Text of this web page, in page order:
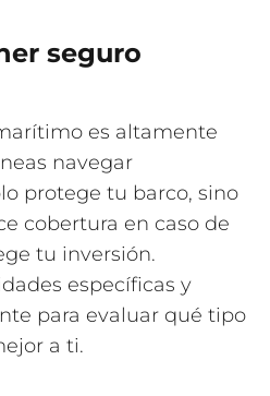
seguro
es altamente
navegar
protege tu barco, sino
cobertura en caso de
tu inversión.
específicas y
para evaluar qué tipo
a ti.